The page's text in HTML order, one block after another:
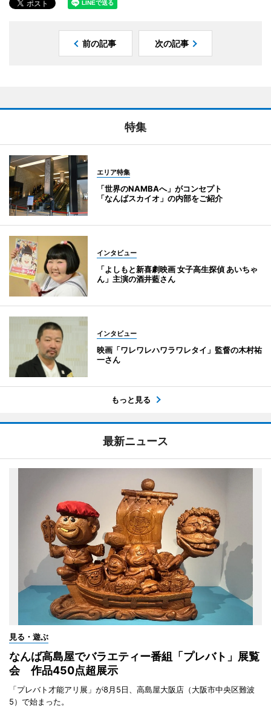
前の記事 次の記事
特集
エリア特集
「世界のNAMBAへ」がコンセプト
「なんばスカイオ」の内部をご紹介
インタビュー
「よしもと新喜劇映画 女子高生探偵 あいちゃ
ん」主演の酒井藍さん
インタビュー
映画「ワレワレハワラワレタイ」監督の木村祐
一さん
もっと見る
最新ニュース
見る・遊ぶ
なんば高島屋でバラエティー番組「プレバト」展覧
会 作品450点超展示
「プレバト才能アリ展」が8月5日、高島屋大阪店（大阪市中央区難波
5）で始まった。